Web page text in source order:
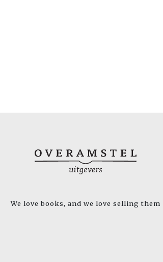
We love books, and we love selling them